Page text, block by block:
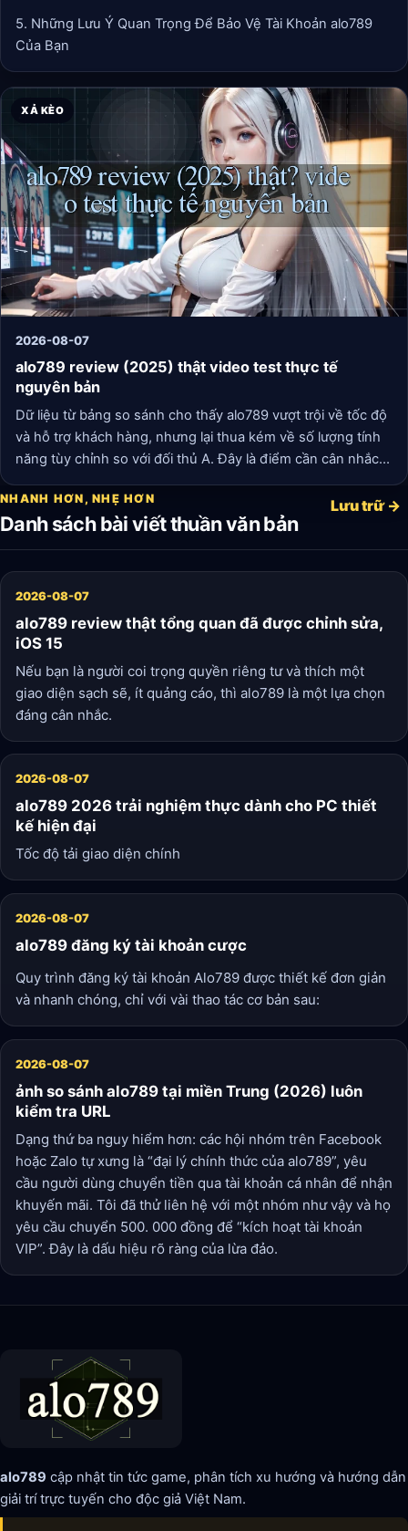
5. Những Lưu Ý Quan Trọng Để Bảo Vệ Tài Khoản alo789
Của Bạn
XẢ KÈO
2026-08-07
alo789 review (2025) thật video test thực tế
nguyên bản
Dữ liệu từ bảng so sánh cho thấy alo789 vượt trội về tốc độ
và hỗ trợ khách hàng, nhưng lại thua kém về số lượng tính
năng tùy chỉnh so với đối thủ A. Đây là điểm cần cân nhắc
nếu bạn là người dùng ưa thích sự linh hoạt.
NHANH HƠN, NHẸ HƠN
Danh sách bài viết thuần văn bản
Lưu trữ →
2026-08-07
alo789 review thật tổng quan đã được chỉnh sửa,
iOS 15
Nếu bạn là người coi trọng quyền riêng tư và thích một
giao diện sạch sẽ, ít quảng cáo, thì alo789 là một lựa chọn
đáng cân nhắc.
2026-08-07
alo789 2026 trải nghiệm thực dành cho PC thiết
kế hiện đại
Tốc độ tải giao diện chính
2026-08-07
alo789 đăng ký tài khoản cược
Quy trình đăng ký tài khoản Alo789 được thiết kế đơn giản
và nhanh chóng, chỉ với vài thao tác cơ bản sau:
2026-08-07
ảnh so sánh alo789 tại miền Trung (2026) luôn
kiểm tra URL
Dạng thứ ba nguy hiểm hơn: các hội nhóm trên Facebook
hoặc Zalo tự xưng là “đại lý chính thức của alo789”, yêu
cầu người dùng chuyển tiền qua tài khoản cá nhân để nhận
khuyến mãi. Tôi đã thử liên hệ với một nhóm như vậy và họ
yêu cầu chuyển 500. 000 đồng để “kích hoạt tài khoản
VIP”. Đây là dấu hiệu rõ ràng của lừa đảo.
alo789 cập nhật tin tức game, phân tích xu hướng và hướng dẫn
giải trí trực tuyến cho độc giả Việt Nam.